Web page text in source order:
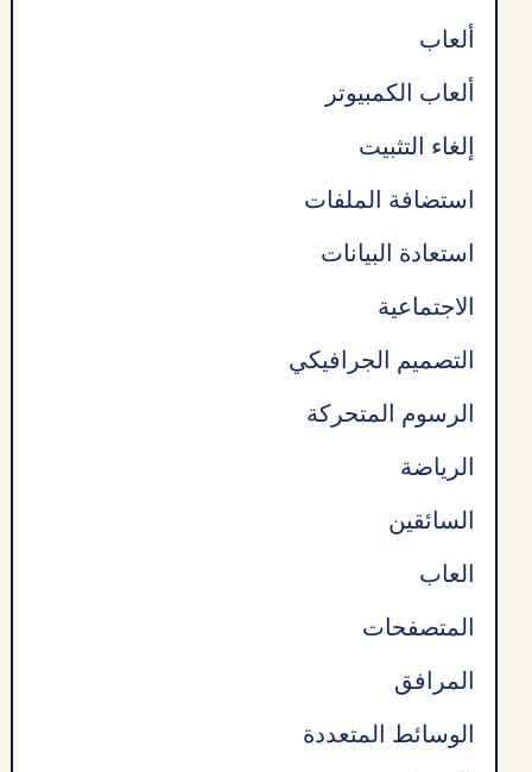
ألعاب
ألعاب الكمبيوتر
إلغاء التثبيت
استضافة الملفات
استعادة البيانات
الاجتماعية
التصميم الجرافيكي
الرسوم المتحركة
الرياضة
السائقين
العاب
المتصفحات
المرافق
الوسائط المتعددة